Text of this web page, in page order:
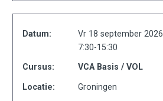
Datum:
Vr 18 september 2026
7:30-15:30
Cursus: VCA Basis / VOL
Locatie: Groningen